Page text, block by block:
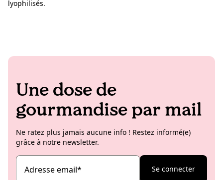
lyophilisés.
Une dose de
gourmandise par mail
Ne ratez plus jamais aucune info ! Restez informé(e)
grâce à notre newsletter.
Adresse email* Se connecter